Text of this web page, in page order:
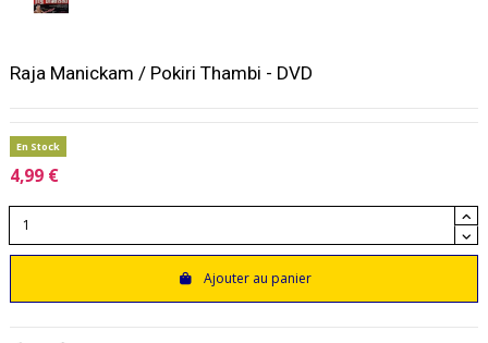
Raja Manickam / Pokiri Thambi - DVD
En Stock
4,99 €
Ajouter au panier